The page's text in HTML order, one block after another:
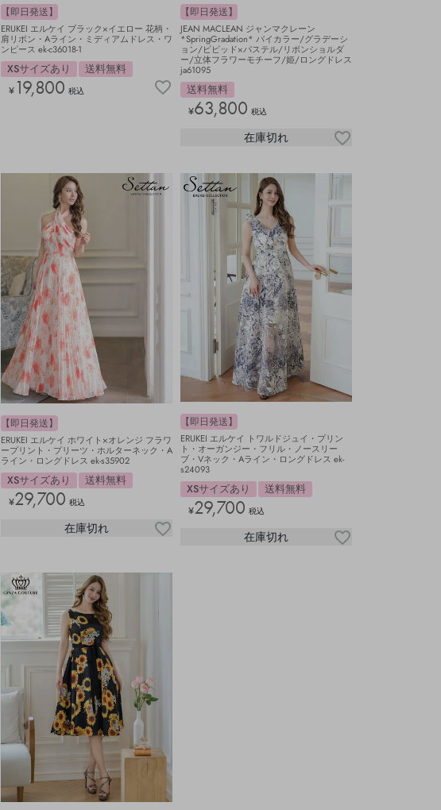
【即日発送】
ERUKEI エルケイ ブラック×イエロー 花柄・
肩リボン・Aライン・ミディアムドレス・ワ
ンピース ek-c36018-1
XSサイズあり 送料無料
¥19,800 税込
【即日発送】
JEAN MACLEAN ジャンマクレーン
*SpringGradation* バイカラー/グラデーシ
ョン/ビビッド×パステル/リボンショルダ
ー/立体フラワーモチーフ/姫/ロングドレス
ja61095
送料無料
¥63,800 税込
在庫切れ
【即日発送】
ERUKEI エルケイ ホワイト×オレンジ フラワ
ープリント・プリーツ・ホルターネック・A
ライン・ロングドレス ek-s35902
XSサイズあり 送料無料
¥29,700 税込
在庫切れ
【即日発送】
ERUKEI エルケイ トワルドジュイ・プリン
ト・オーガンジー・フリル・ノースリー
ブ・Vネック・Aライン・ロングドレス ek-
s24093
XSサイズあり 送料無料
¥29,700 税込
在庫切れ